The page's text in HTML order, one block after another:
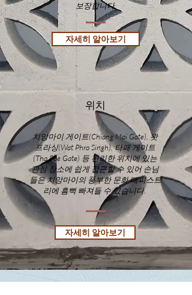
보장합니다.
자세히 알아보기
위치
치앙마이 게이트(Chiang Mai Gate), 왓
프라싱(Wat Phra Singh), 타패 게이트
(Tha Pae Gate) 등 편리한 위치에 있는
관심 장소에 쉽게 접근할 수 있어 손님
들은 치앙마이의 풍부한 문화 태피스트
리에 흠뻑 빠져들 수 있습니다.
자세히 알아보기